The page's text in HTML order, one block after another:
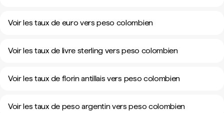
Voir les taux de euro vers peso colombien
Voir les taux de livre sterling vers peso colombien
Voir les taux de florin antillais vers peso colombien
Voir les taux de peso argentin vers peso colombien